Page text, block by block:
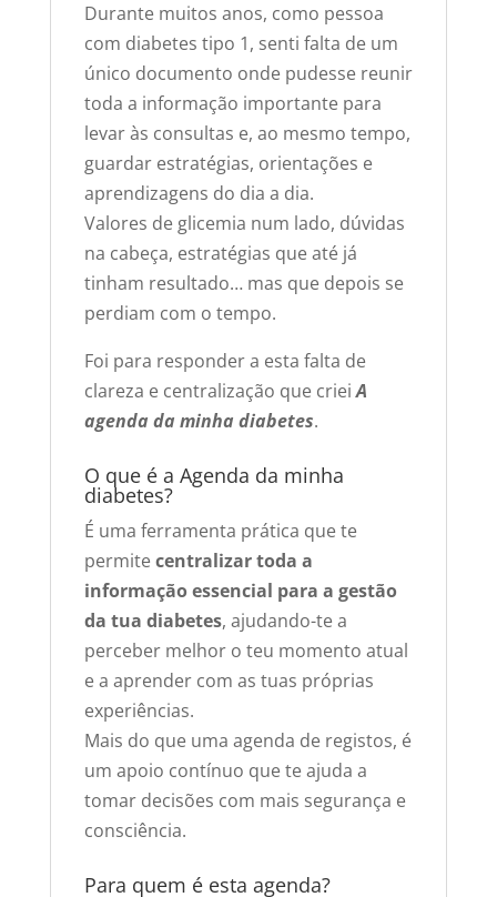
Durante muitos anos, como pessoa
com diabetes tipo 1, senti falta de um
único documento onde pudesse reunir
toda a informação importante para
levar às consultas e, ao mesmo tempo,
guardar estratégias, orientações e
aprendizagens do dia a dia.
Valores de glicemia num lado, dúvidas
na cabeça, estratégias que até já
tinham resultado… mas que depois se
perdiam com o tempo.
Foi para responder a esta falta de
clareza e centralização que crieiA
agenda da minha diabetes.
O que é a Agenda da minha
diabetes?
É uma ferramenta prática que te
permitecentralizar toda a
informação essencial para a gestão
da tua diabetes, ajudando-te a
perceber melhor o teu momento atual
e a aprender com as tuas próprias
experiências.
Mais do que uma agenda de registos, é
um apoio contínuo que te ajuda a
tomar decisões com mais segurança e
consciência.
Para quem é esta agenda?